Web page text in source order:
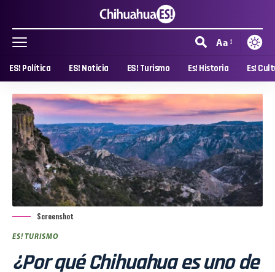
Aa
ES! Política ES! Noticia ES! Turismo Es! Historia Es!
Screenshot
ES! TURISMO
¿Por qué Chihuahua es uno de